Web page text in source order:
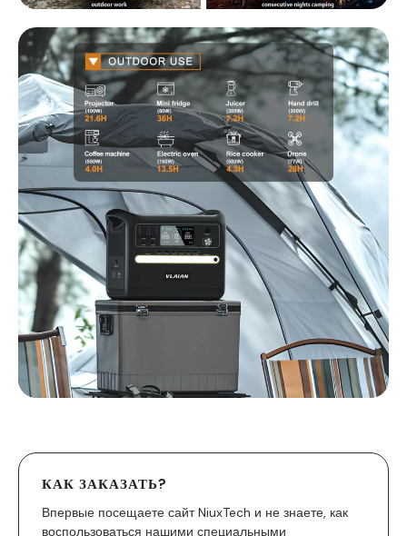
КАК ЗАКАЗАТЬ?
Впервые посещаете сайт NiuxTech и не знаете, как
воспользоваться нашими специальными